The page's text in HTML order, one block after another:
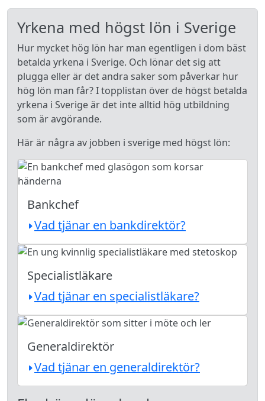
Yrkena med högst lön i Sverige
Hur mycket hög lön har man egentligen i dom bäst
betalda yrkena i Sverige. Och lönar det sig att
plugga eller är det andra saker som påverkar hur
hög lön man får? I topplistan över de högst betalda
yrkena i Sverige är det inte alltid hög utbildning
som är avgörande.
Här är några av jobben i sverige med högst lön:
Bankchef
Vad tjänar en bankdirektör?
Specialistläkare
Vad tjänar en specialistläkare?
Generaldirektör
Vad tjänar en generaldirektör?